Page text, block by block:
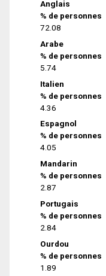
Anglais
% de personnes
72.08
Arabe
% de personnes
5.74
Italien
% de personnes
4.36
Espagnol
% de personnes
4.05
Mandarin
% de personnes
2.87
Portugais
% de personnes
2.84
Ourdou
% de personnes
1.89